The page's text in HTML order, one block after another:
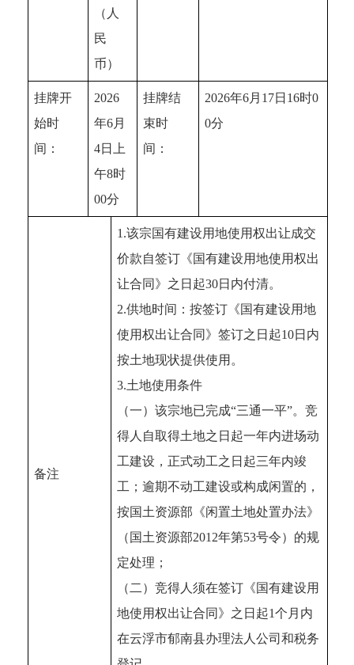
（人
民
币）
挂牌开
始时
间：
2026
年6月
4日上
午8时
00分
挂牌结
束时
间：
2026年6月17日16时0
0分
备注
1.该宗国有建设用地使用权出让成交
价款自签订《国有建设用地使用权出
让合同》之日起30日内付清。
2.供地时间：按签订《国有建设用地
使用权出让合同》签订之日起10日内
按土地现状提供使用。
3.土地使用条件
（一）该宗地已完成“三通一平”。竞
得人自取得土地之日起一年内进场动
工建设，正式动工之日起三年内竣
工；逾期不动工建设或构成闲置的，
按国土资源部《闲置土地处置办法》
（国土资源部2012年第53号令）的规
定处理；
（二）竞得人须在签订《国有建设用
地使用权出让合同》之日起1个月内
在云浮市郁南县办理法人公司和税务